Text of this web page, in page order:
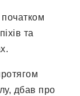
та
дбав про